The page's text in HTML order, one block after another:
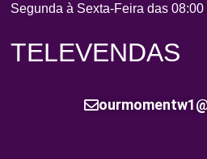
Segunda à Sexta-Feira das 08:00
TELEVENDAS